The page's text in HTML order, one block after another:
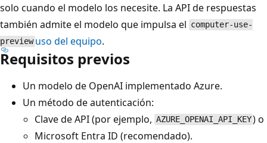
solo cuando el modelo los necesite. La API de respuestas
también admite el modelo que impulsa el computer-use-
preview uso del equipo.
Requisitos previos
Un modelo de OpenAI implementado Azure.
Un método de autenticación:
Clave de API (por ejemplo, AZURE_OPENAI_API_KEY) o
Microsoft Entra ID (recomendado).